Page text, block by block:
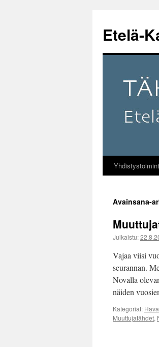
Etelä-
Siirry
Avainsana-
Julkaistu:
Vajaa viisi
seurannan.
Novalla
näiden
Kategoriat:
Muuttujatähdet,